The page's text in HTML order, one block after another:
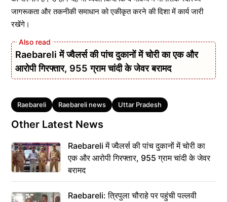
जागरूकता और तकनीकी समाधान को एकीकृत करने की दिशा में कार्य जारी
रखेंगे।
Raebareli में ज्वैलर्स की पांच दुकानों में चोरी का एक और
आरोपी गिरफ्तार, 955 ग्राम चांदी के जेवर बरामद
Tags
Raebareli Raebareli news Uttar Pradesh
Other Latest News
Raebareli में ज्वैलर्स की पांच दुकानों में चोरी का
एक और आरोपी गिरफ्तार, 955 ग्राम चांदी के जेवर
बरामद
Raebareli: त्रिपुला चौराहे पर पहुंची पल्लवी